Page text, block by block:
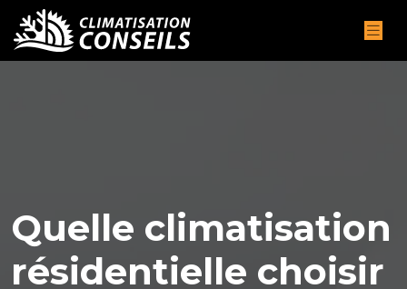
Quelle climatisation
résidentielle choisir